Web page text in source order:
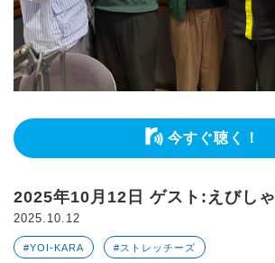
今すぐ聴く！
2025年10月12日 ゲスト:えびしゃ
2025.10.12
#YOI-KARA #ストレッチーズ